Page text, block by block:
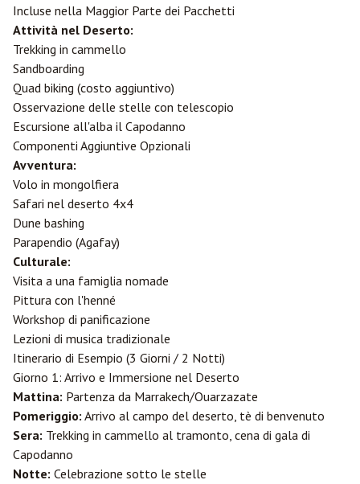
Incluse nella Maggior Parte dei Pacchetti
Attività nel Deserto:
Trekking in cammello
Sandboarding
Quad biking (costo aggiuntivo)
Osservazione delle stelle con telescopio
Escursione all'alba il Capodanno
Componenti Aggiuntive Opzionali
Avventura:
Volo in mongolfiera
Safari nel deserto 4x4
Dune bashing
Parapendio (Agafay)
Culturale:
Visita a una famiglia nomade
Pittura con l'henné
Workshop di panificazione
Lezioni di musica tradizionale
Itinerario di Esempio (3 Giorni / 2 Notti)
Giorno 1: Arrivo e Immersione nel Deserto
Mattina: Partenza da Marrakech/Ouarzazate
Pomeriggio: Arrivo al campo del deserto, tè di benvenuto
Sera: Trekking in cammello al tramonto, cena di gala di
Capodanno
Notte: Celebrazione sotto le stelle